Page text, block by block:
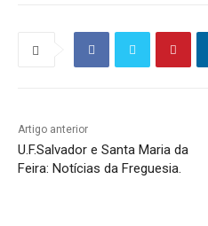
Artigo anterior
U.F.Salvador e Santa Maria da
Feira: Notícias da Freguesia.